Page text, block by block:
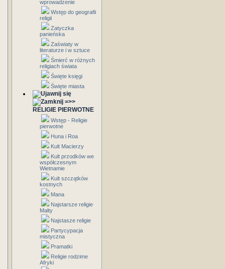
wprowadzenie
Wstęp do geografii
religii
Zatyczka
panieńska
Zaświaty w
literaturze i w sztuce
Śmierć w różnych
religiach świata
Święte księgi
Święte miasta
=>>
RELIGIE PIERWOTNE
Wstęp - Religie
pierwotne
Huna i Roa
Kult Macierzy
Kult przodków we
współczesnym
Wietnamie
Kult szczątków
kostnych
Mana
Najstarsze religie
Malty
Najstasze religie
Partycypacja
mistyczna
Pramatki
Religie rodzime
Afryki